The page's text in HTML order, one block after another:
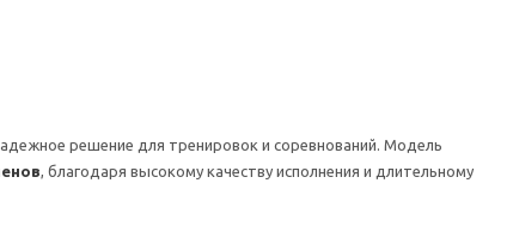
решение для тренировок и соревнований. Модель
, благодаря высокому качеству исполнения и длительному